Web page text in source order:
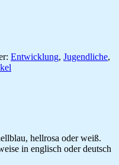
Entwicklung, Jugendliche,
hellrosa oder weiß.
in englisch oder deutsch